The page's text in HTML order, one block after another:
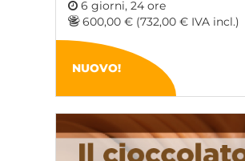
6 giorni, 24 ore
600,00 € (732,00 € IVA incl.)
NUOVO!